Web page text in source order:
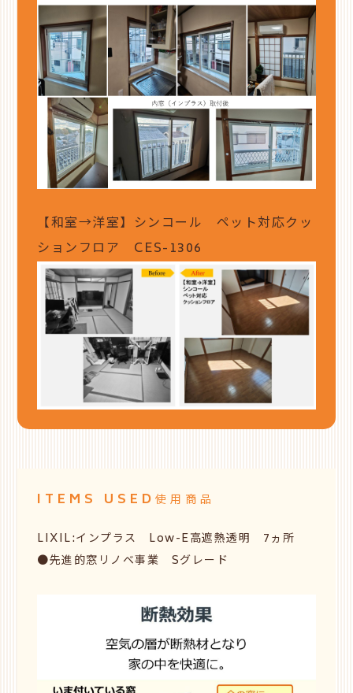
【和室→洋室】シンコール ペット対応クッ
ションフロア CES-1306
ITEMS USED使用商品
LIXIL:インプラス Low-E高遮熱透明 7ヵ所
●先進的窓リノベ事業 Sグレード